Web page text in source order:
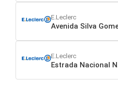
E.Leclerc
Avenida Silva
E.Leclerc
Estrada Nacional